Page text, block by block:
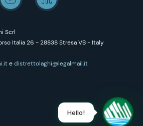
Scrl
Italia 26 - 28838 Stresa VB - Italy
edistrettolaghi@legalmail.it